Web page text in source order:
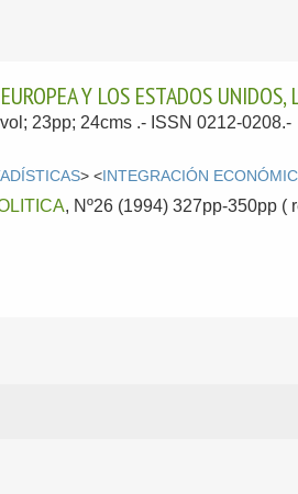
Y LOS ESTADOS UNIDOS,
23pp; 24cms .- ISSN 0212-0208.-
> <INTEGRACIÓN
, Nº26 (1994) 327pp-350pp (